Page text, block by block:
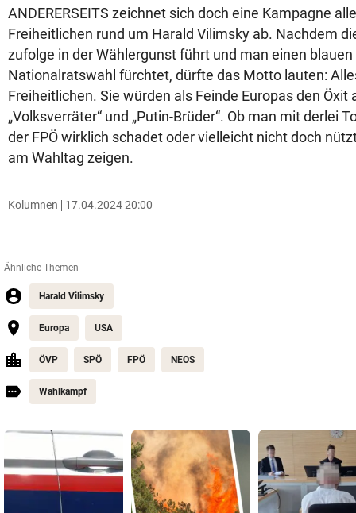
ANDERERSEITS zeichnet sich doch eine Kampagne
Freiheitlichen rund um Harald Vilimsky ab. Nachdem
zufolge in der Wählergunst führt und man einen
Nationalratswahl fürchtet, dürfte das Motto lauten:
Freiheitlichen. Sie würden als Feinde Europas den Öxit
„Volksverräter“ und „Putin-Brüder“. Ob man mit derlei
der FPÖ wirklich schadet oder vielleicht nicht doch
am Wahltag zeigen.
Kolumnen 17.04.2024 20:00
Ähnliche Themen
Harald Vilimsky
Europa USA
ÖVP SPÖ FPÖ NEOS
Wahlkampf